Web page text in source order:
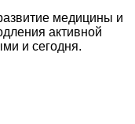
медицины и
активной
и сегодня.